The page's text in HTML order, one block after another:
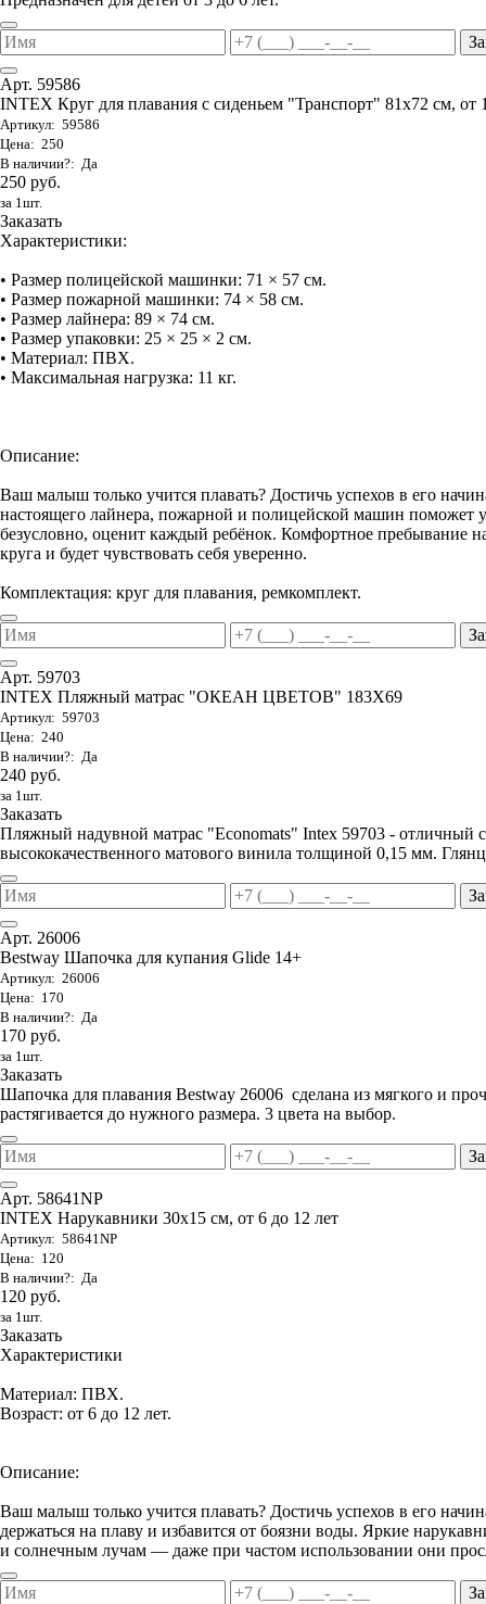
Арт. 59586
INTEX Круг для плавания с сиденьем "Транспорт" 81х72 см,
Артикул: 59586
Цена: 250
В наличии?: Да
250 руб.
за 1шт.
Заказать
Характеристики:
• Размер полицейской машинки: 71 × 57 см.
• Размер пожарной машинки: 74 × 58 см.
• Размер лайнера: 89 × 74 см.
• Размер упаковки: 25 × 25 × 2 см.
• Материал: ПВХ.
• Максимальная нагрузка: 11 кг.
Описание:
Ваш малыш только учится плавать? Достичь успехов в его
настоящего лайнера, пожарной и полицейской машин поможет
безусловно, оценит каждый ребёнок. Комфортное пребывание
круга и будет чувствовать себя уверенно.
Комплектация: круг для плавания, ремкомплект.
Арт. 59703
INTEX Пляжный матрас "ОКЕАН ЦВЕТОВ" 183Х69
Артикул: 59703
Цена: 240
В наличии?: Да
240 руб.
за 1шт.
Заказать
Пляжный надувной матрас "Economats" Intex 59703 - отличный
высококачественного матового винила толщиной 0,15 мм.
Арт. 26006
Bestway Шапочка для купания Glide 14+
Артикул: 26006
Цена: 170
В наличии?: Да
170 руб.
за 1шт.
Заказать
Шапочка для плавания Bestway 26006 сделана из мягкого и
растягивается до нужного размера. 3 цвета на выбор.
Арт. 58641NP
INTEX Нарукавники 30х15 см, от 6 до 12 лет
Артикул: 58641NP
Цена: 120
В наличии?: Да
120 руб.
за 1шт.
Заказать
Характеристики
Материал: ПВХ.
Возраст: от 6 до 12 лет.
Описание:
Ваш малыш только учится плавать? Достичь успехов в его
держаться на плаву и избавится от боязни воды. Яркие
и солнечным лучам — даже при частом использовании они